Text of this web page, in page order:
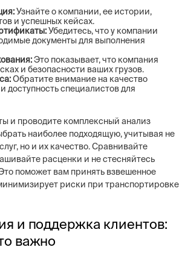
Узнайте о компании, ее истории,
и успешных кейсах.
Убедитесь, что у компании
документы для выполнения
Это показывает, что компания
и безопасности ваших грузов.
Обратите внимание на качество
доступность специалистов для
и проводите комплексный анализ
наиболее подходящую, учитывая не
но и их качество. Сравнивайте
расценки и не стесняйтесь
поможет вам принять взвешенное
риски при транспортировке
и поддержка клиентов:
важно